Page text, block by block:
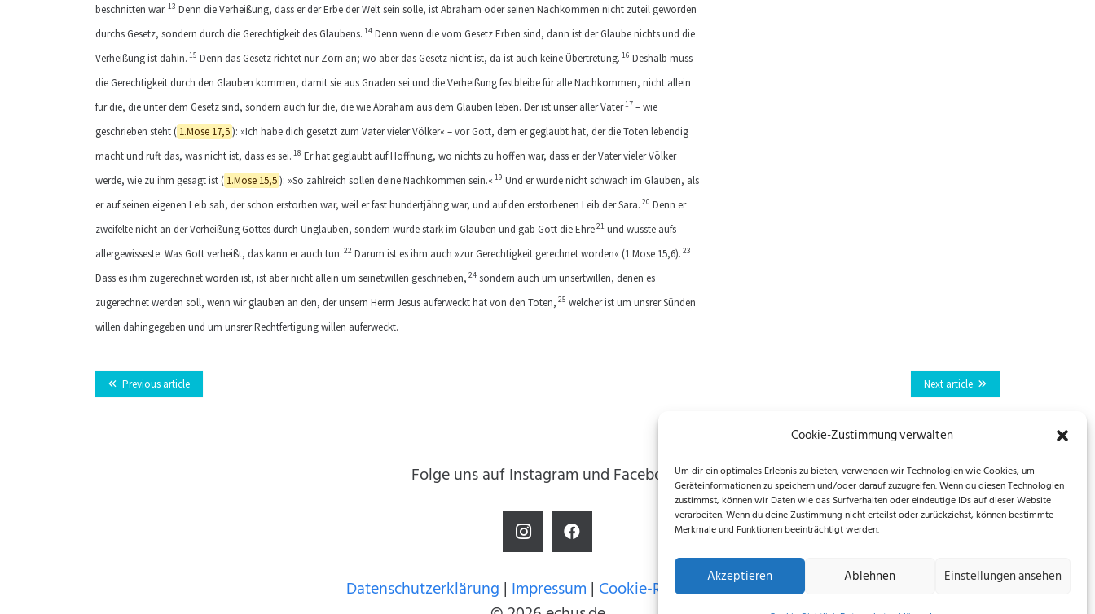
Cookie-Zustimmung verwalten
Um dir ein optimales Erlebnis zu bieten, verwenden wir Technologien wie Cookies, um
Geräteinformationen zu speichern und/oder darauf zuzugreifen. Wenn du diesen Technologien
zustimmst, können wir Daten wie das Surfverhalten oder eindeutige IDs auf dieser Website
verarbeiten. Wenn du deine Zustimmung nicht erteilst oder zurückziehst, können bestimmte
Merkmale und Funktionen beeinträchtigt werden.
Akzeptieren Ablehnen Einstellungen ansehen
beschnitten war. 13 Denn die Verheißung, dass er der Erbe der Welt sein solle, ist Abraham oder seinen Nachkommen nicht zuteil geworden
durchs Gesetz, sondern durch die Gerechtigkeit des Glaubens. 14 Denn wenn die vom Gesetz Erben sind, dann ist der Glaube nichts und die
Verheißung ist dahin. 15 Denn das Gesetz richtet nur Zorn an; wo aber das Gesetz nicht ist, da ist auch keine Übertretung. 16 Deshalb muss
die Gerechtigkeit durch den Glauben kommen, damit sie aus Gnaden sei und die Verheißung festbleibe für alle Nachkommen, nicht allein
für die, die unter dem Gesetz sind, sondern auch für die, die wie Abraham aus dem Glauben leben. Der ist unser aller Vater17 – wie
geschrieben steht ( 1.Mose 17,5): »Ich habe dich gesetzt zum Vater vieler Völker« – vor Gott, dem er geglaubt hat, der die Toten lebendig
macht und ruft das, was nicht ist, dass es sei. 18 Er hat geglaubt auf Hoffnung, wo nichts zu hoffen war, dass er der Vater vieler Völker
werde, wie zu ihm gesagt ist ( 1.Mose 15,5): »So zahlreich sollen deine Nachkommen sein.« 19 Und er wurde nicht schwach im Glauben, als
er auf seinen eigenen Leib sah, der schon erstorben war, weil er fast hundertjährig war, und auf den erstorbenen Leib der Sara. 20 Denn er
zweifelte nicht an der Verheißung Gottes durch Unglauben, sondern wurde stark im Glauben und gab Gott die Ehre21 und wusste aufs
allergewisseste: Was Gott verheißt, das kann er auch tun. 22 Darum ist es ihm auch »zur Gerechtigkeit gerechnet worden« (1.Mose 15,6). 23
Dass es ihm zugerechnet worden ist, ist aber nicht allein um seinetwillen geschrieben, 24 sondern auch um unsertwillen, denen es
zugerechnet werden soll, wenn wir glauben an den, der unsern Herrn Jesus auferweckt hat von den Toten, 25 welcher ist um unsrer Sünden
willen dahingegeben und um unsrer Rechtfertigung willen auferweckt.
Next article
Previous article
Folge uns auf Instagram und Facebook!
Datenschutzerklärung | Impressum | Cookie-Richtlinie (EU)